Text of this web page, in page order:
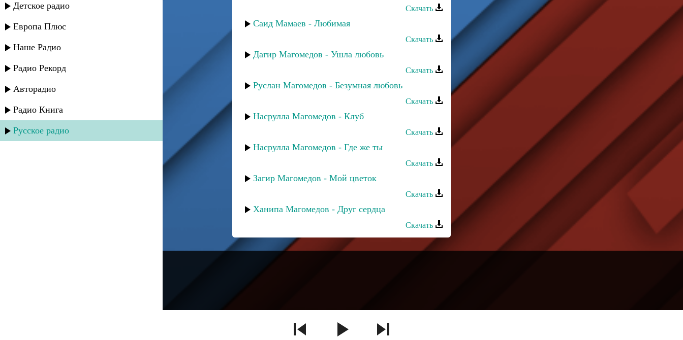
Детское радио
Европа Плюс
Наше Радио
Радио Рекорд
Авторадио
Радио Книга
Русское радио
Скачать
Саид Мамаев - Любимая
Скачать
Дагир Магомедов - Ушла любовь
Скачать
Руслан Магомедов - Безумная любовь
Скачать
Насрулла Магомедов - Клуб
Скачать
Насрулла Магомедов - Где же ты
Скачать
Загир Магомедов - Мой цветок
Скачать
Ханипа Магомедов - Друг сердца
Скачать